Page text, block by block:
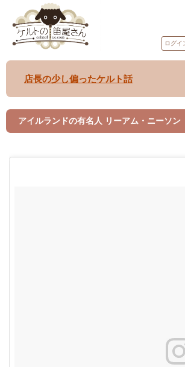
ログイ
店長の少し偏ったケルト話
アイルランドの有名人 リーアム・ニーソン